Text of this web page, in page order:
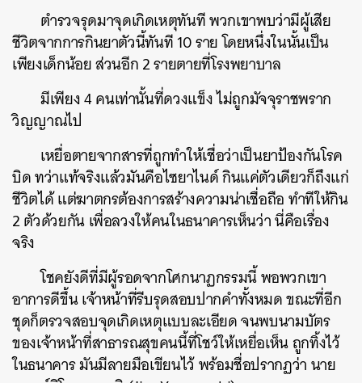
ตำรวจรุดมาจุดเกิดเหตุทันที พวกเขาพบว่ามีผู้เสีย
ชีวิตจากการกินยาตัวนี้ทันที 10 ราย โดยหนึ่งในนั้นเป็น
เพียงเด็กน้อย ส่วนอีก 2 รายตายที่โรงพยาบาล
มีเพียง 4 คนเท่านั้นที่ดวงแข็ง ไม่ถูกมัจจุราชพราก
วิญญาณไป
เหยื่อตายจากสารที่ถูกทำให้เชื่อว่าเป็นยาป้องกันโรค
บิด ทว่าแท้จริงแล้วมันคือไซยาไนด์ กินแค่ตัวเดียวก็ถึงแก่
ชีวิตได้ แต่ฆาตกรต้องการสร้างความน่าเชื่อถือ ทำทีให้กิน
2 ตัวด้วยกัน เพื่อลวงให้คนในธนาคารเห็นว่า นี่คือเรื่อง
จริง
โชคยังดีที่มีผู้รอดจากโศกนาฏกรรมนี้ พอพวกเขา
อาการดีขึ้น เจ้าหน้าที่รีบรุดสอบปากคำทั้งหมด ขณะที่อีก
ชุดก็ตรวจสอบจุดเกิดเหตุแบบละเอียด จนพบนามบัตร
ของเจ้าหน้าที่สาธารณสุขคนนี้ที่โชว์ให้เหยื่อเห็น ถูกทิ้งไว้
ในธนาคาร มันมีลายมือเขียนไว้ พร้อมชื่อปรากฏว่า นาย